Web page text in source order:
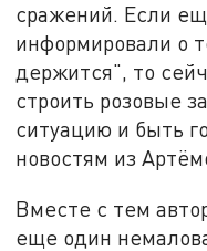
сражений. Если
информировали о
держится", то
строить розовые
ситуацию и быть
новостям из
Вместе с тем
еще один